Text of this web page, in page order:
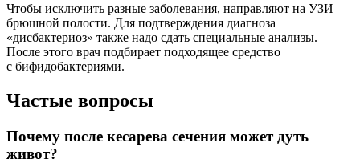
Чтобы исключить разные заболевания, направляют на УЗИ
брюшной полости. Для подтверждения диагноза
«дисбактериоз» также надо сдать специальные анализы.
После этого врач подбирает подходящее средство
с бифидобактериями.
Частые вопросы
Почему после кесарева сечения может дуть
живот?